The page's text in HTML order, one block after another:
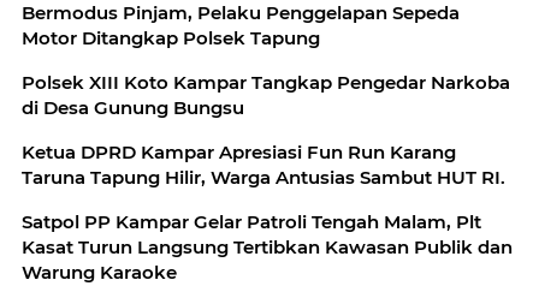
Bermodus Pinjam, Pelaku Penggelapan Sepeda
Motor Ditangkap Polsek Tapung
Polsek XIII Koto Kampar Tangkap Pengedar Narkoba
di Desa Gunung Bungsu
Ketua DPRD Kampar Apresiasi Fun Run Karang
Taruna Tapung Hilir, Warga Antusias Sambut HUT RI.
Satpol PP Kampar Gelar Patroli Tengah Malam, Plt
Kasat Turun Langsung Tertibkan Kawasan Publik dan
Warung Karaoke